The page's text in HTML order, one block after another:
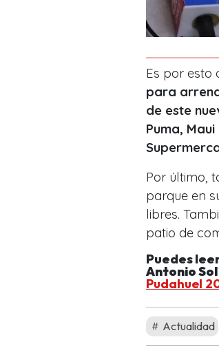
Es por esto
para
de este
Puma,
Por último,
parque en
libres.
patio de
Puedes
Antonio
Pudahuel
Actualidad